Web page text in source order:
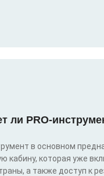
ли PRO-
в основном
кабину, которая уже
а также доступ к